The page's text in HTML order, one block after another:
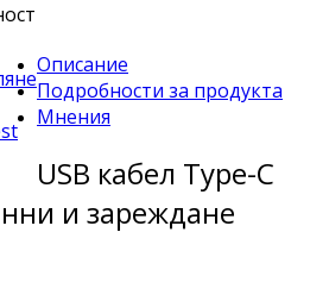
Описание
Подробности за продукта
Мнения
USB кабел Type-C
и зареждане